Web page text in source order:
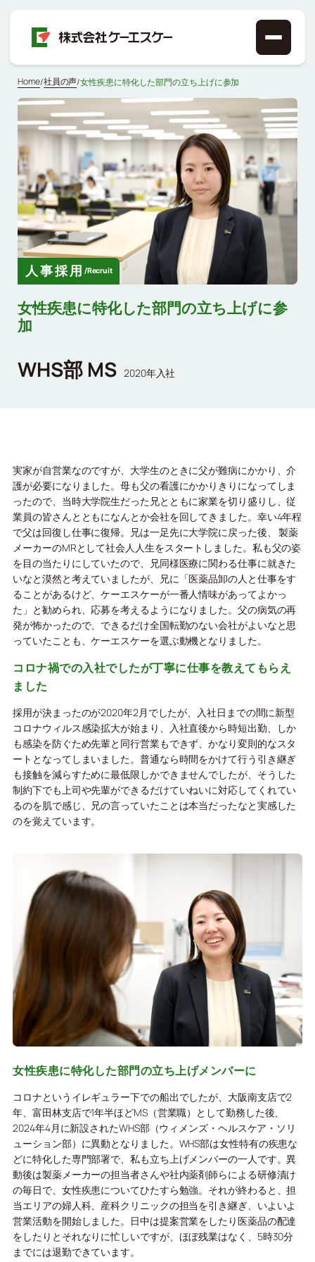
Home/社員の声/女性疾患に特化した部門の立ち上げに参加
人事採用 / Recruit
女性疾患に特化した部門の立ち上げに参
加
WHS部 MS 2020年入社
実家が自営業なのですが、大学生のときに父が難病にかかり、介
護が必要になりました。母も父の看護にかかりきりになってしま
ったので、当時大学院生だった兄とともに家業を切り盛りし、従
業員の皆さんとともになんとか会社を回してきました。幸い4年程
で父は回復し仕事に復帰。兄は一足先に大学院に戻った後、 製薬
メーカーのMRとして社会人人生をスタートしました。私も父の姿
を目の当たりにしていたので、兄同様医療に関わる仕事に就きた
いなと漠然と考えていましたが、兄に「医薬品卸の人と仕事をす
ることがあるけど、ケーエスケーが一番人情味があってよかっ
た」と勧められ、応募を考えるようになりました。父の病気の再
発が怖かったので、できるだけ全国転勤のない会社がよいなと思
っていたことも、ケーエスケーを選ぶ動機となりました。
コロナ禍での入社でしたが丁寧に仕事を教えてもらえ
ました
採用が決まったのが2020年2月でしたが、入社日までの間に新型
コロナウィルス感染拡大が始まり、入社直後から時短出勤、しか
も感染を防ぐため先輩と同行営業もできず、かなり変則的なスタ
ートとなってしまいました。普通なら時間をかけて行う引き継ぎ
も接触を減らすために最低限しかできませんでしたが、そうした
制約下でも上司や先輩ができるだけていねいに対応してくれてい
るのを肌で感じ、兄の言っていたことは本当だったなと実感した
のを覚えています。
女性疾患に特化した部門の立ち上げメンバーに
コロナというイレギュラー下での船出でしたが、大阪南支店で2
年、富田林支店で1年半ほどMS（営業職）として勤務した後、
2024年4月に新設されたWHS部（ウィメンズ・ヘルスケア・ソリ
ューション部）に異動となりました。WHS部は女性特有の疾患な
どに特化した専門部署で、私も立ち上げメンバーの一人です。異
動後は製薬メーカーの担当者さんや社内薬剤師らによる研修漬け
の毎日で、女性疾患についてひたすら勉強。それが終わると、担
当エリアの婦人科、産科クリニックの担当を引き継ぎ、いよいよ
営業活動を開始しました。日中は提案営業をしたり医薬品の配達
をしたりとそれなりに忙しいですが、ほぼ残業はなく、5時30分
までには退勤できています。